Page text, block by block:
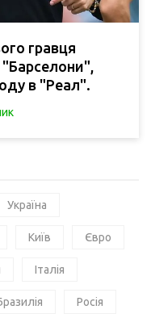
гравця
в "Реал".
Україна
Київ Євро
Італія
Росія